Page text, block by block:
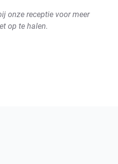
onze receptie voor meer
op te halen.